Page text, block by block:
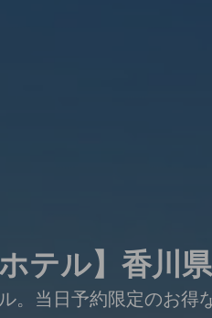
テル】香川
。当日予約限定のお得